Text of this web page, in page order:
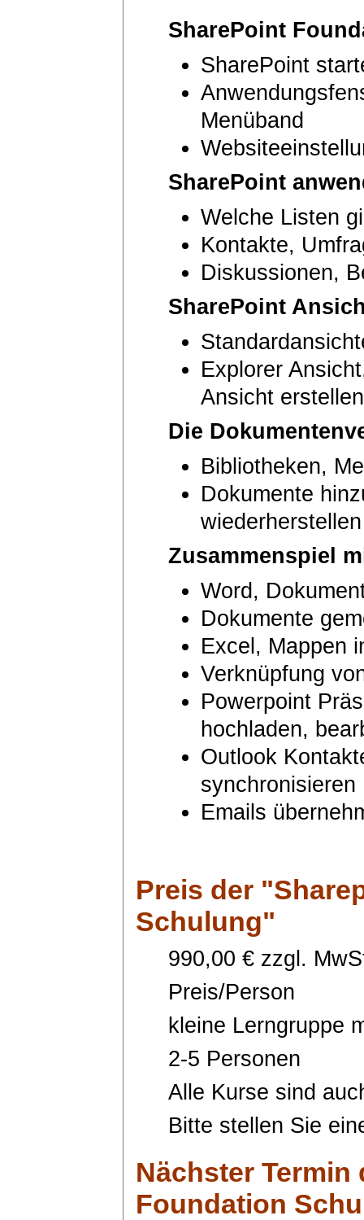
SharePoint
SharePoint
Menüband
SharePoint
Welche Listen
Kontakte,
Diskussionen,
SharePoint
Explorer
Ansicht erstellen
Die
Bibliotheken,
Dokumente
wiederherstellen
Zusammenspiel
Word,
Dokumente
Excel, Mappen
Verknüpfung
Powerpoint
hochladen,
Outlook
synchronisieren
Emails
Preis der
Schulung"
990,00 € zzgl.
Preis/Person
kleine Lerngruppe
2-5 Personen
Alle Kurse sind
Bitte stellen Sie
Nächster Termin
Foundation